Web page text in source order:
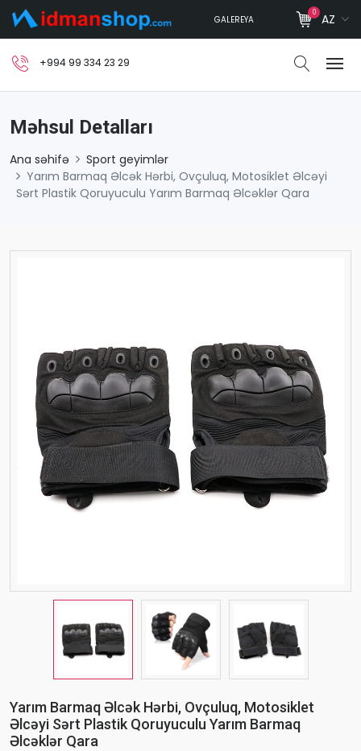
GALEREYA
0 AZ
+994 99 334 23 29
Məhsul Detalları
Ana səhifə
Sport geyimlər
Yarım Barmaq Əlcək Hərbi, Ovçuluq, Motosiklet Əlcəyi
Sərt Plastik Qoruyuculu Yarım Barmaq Əlcəklər Qara
Yarım Barmaq Əlcək Hərbi, Ovçuluq, Motosiklet
Əlcəyi Sərt Plastik Qoruyuculu Yarım Barmaq
Əlcəklər Qara